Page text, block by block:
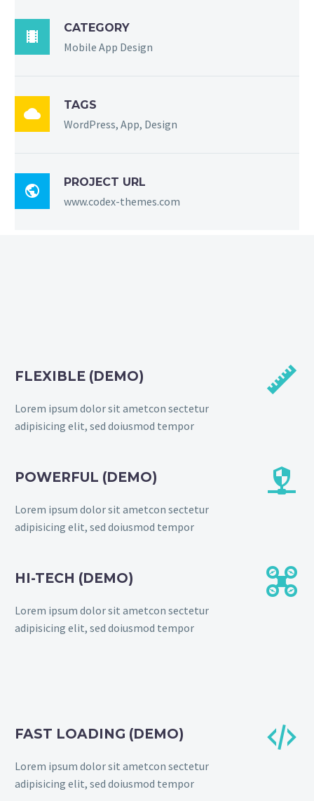

CATEGORY
Mobile App Design

TAGS
WordPress, App, Design

PROJECT URL
www.codex-themes.com
FLEXIBLE (DEMO)
Lorem ipsum dolor sit ametcon sectetur
adipisicing elit, sed doiusmod tempor


POWERFUL (DEMO)
Lorem ipsum dolor sit ametcon sectetur
adipisicing elit, sed doiusmod tempor


HI-TECH (DEMO)
Lorem ipsum dolor sit ametcon sectetur
adipisicing elit, sed doiusmod tempor


FAST LOADING (DEMO)
Lorem ipsum dolor sit ametcon sectetur
adipisicing elit, sed doiusmod tempor

